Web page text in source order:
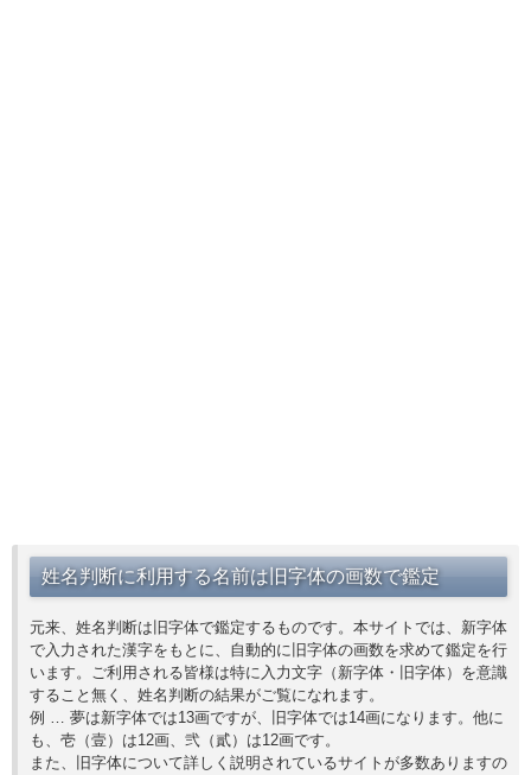
姓名判断に利用する名前は旧字体の画数で鑑定
元来、姓名判断は旧字体で鑑定するものです。本サイトでは、新字体
で入力された漢字をもとに、自動的に旧字体の画数を求めて鑑定を行
います。ご利用される皆様は特に入力文字（新字体・旧字体）を意識
すること無く、姓名判断の結果がご覧になれます。
例 … 夢は新字体では13画ですが、旧字体では14画になります。他に
も、壱（壹）は12画、弐（貳）は12画です。
また、旧字体について詳しく説明されているサイトが多数ありますの